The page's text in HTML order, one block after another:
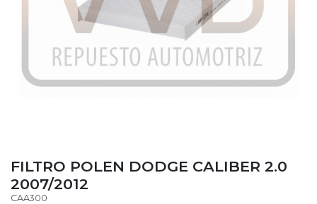
FILTRO POLEN DODGE CALIBER 2.0
2007/2012
CAA300